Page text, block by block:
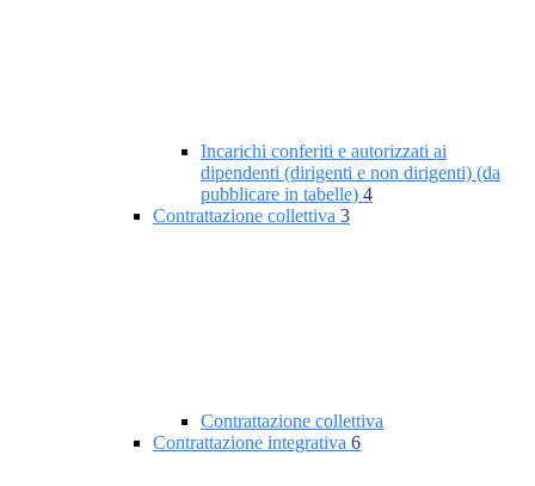
Incarichi conferiti e autorizzati ai
dipendenti (dirigenti e non dirigenti) (da
pubblicare in tabelle) 4
Contrattazione collettiva 3
Contrattazione collettiva
Contrattazione integrativa 6